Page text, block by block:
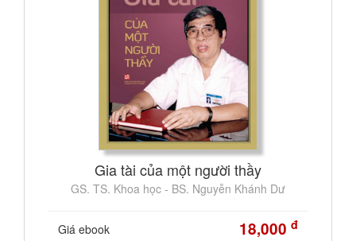
Gia tài của một người thầy
GS. TS. Khoa học - BS. Nguyễn Khánh Dư
Giá ebook 18,000 đ